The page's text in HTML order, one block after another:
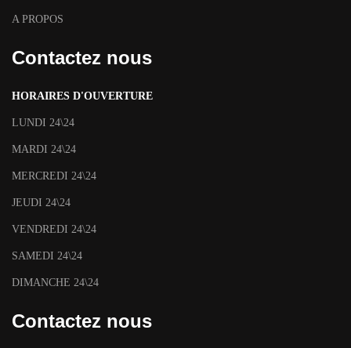
A PROPOS
Contactez nous
HORAIRES D'OUVERTURE
LUNDI 24\24
MARDI 24\24
MERCREDI 24\24
JEUDI 24\24
VENDREDI 24\24
SAMEDI 24\24
DIMANCHE 24\24
Contactez nous